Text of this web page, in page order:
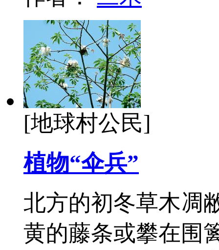
[地球村公民]
植物“伞兵”
北方的初冬草木凋
黄的藤条或攀在围